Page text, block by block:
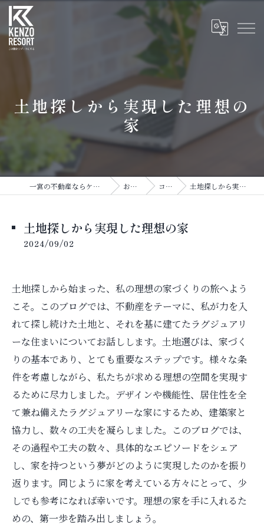
土地探しから実現した理想の
家
一宮の不動産ならケKENZO RESORT お知らせ コラム 土地探しから実現した理想の家
土地探しから実現した理想の家
2024/09/02
土地探しから始まった、私の理想の家づくりの旅へよう
こそ。このブログでは、不動産をテーマに、私が力を入
れて探し続けた土地と、それを基に建てたラグジュアリ
ーな住まいについてお話しします。土地選びは、家づく
りの基本であり、とても重要なステップです。様々な条
件を考慮しながら、私たちが求める理想の空間を実現す
るために尽力しました。デザインや機能性、居住性を全
て兼ね備えたラグジュアリーな家にするため、建築家と
協力し、数々の工夫を凝らしました。このブログでは、
その過程や工夫の数々、具体的なエピソードをシェア
し、家を持つという夢がどのように実現したのかを振り
返ります。同じように家を考えている方々にとって、少
しでも参考になれば幸いです。理想の家を手に入れるた
めの、第一歩を踏み出しましょう。